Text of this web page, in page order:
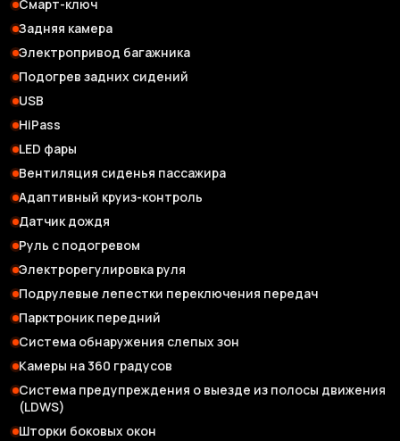
Смарт-ключ
Задняя камера
Электропривод багажника
Подогрев задних сидений
USB
HiPass
LED фары
Вентиляция сиденья пассажира
Адаптивный круиз-контроль
Датчик дождя
Руль с подогревом
Электрорегулировка руля
Подрулевые лепестки переключения передач
Парктроник передний
Система обнаружения слепых зон
Камеры на 360 градусов
Система предупреждения о выезде из полосы движения
(LDWS)
Шторки боковых окон